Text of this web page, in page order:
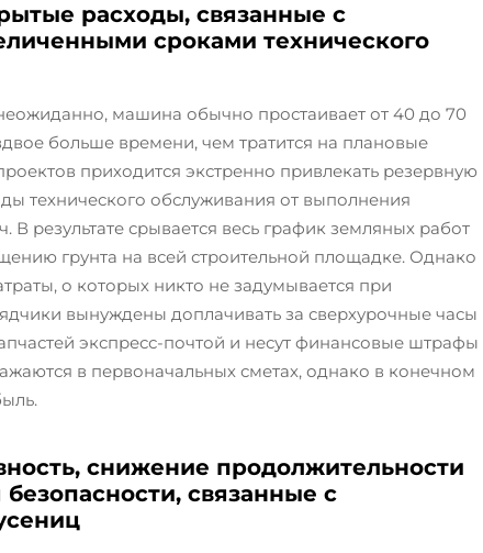
расходы, связанные с
сроками технического
машина обычно простаивает от 40 до 70
больше времени, чем тратится на плановые
приходится экстренно привлекать резервную
технического обслуживания от выполнения
результате срывается весь график земляных работ
грунта на всей строительной площадке. Однако
о которых никто не задумывается при
вынуждены доплачивать за сверхурочные часы
экспресс-почтой и несут финансовые штрафы
в первоначальных сметах, однако в конечном
снижение продолжительности
связанные с